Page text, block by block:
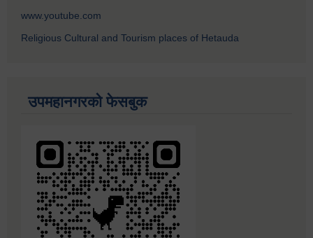
www.youtube.com
Religious Cultural and Tourism places of Hetauda
उपमहानगरको फेसबुक